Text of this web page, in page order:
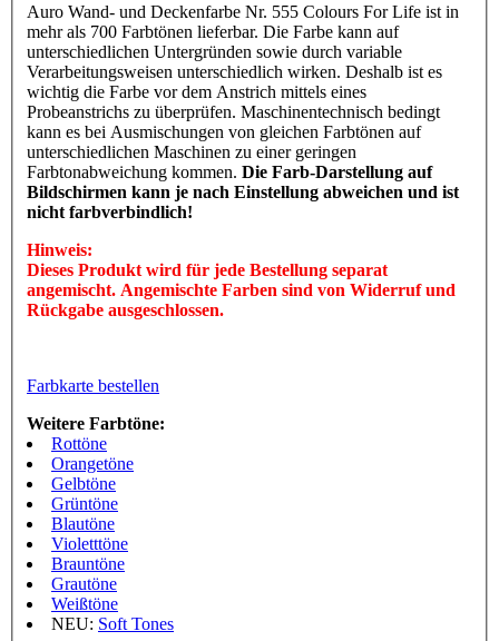
Auro Wand- und Deckenfarbe Nr. 555 Colours For Life ist in
mehr als 700 Farbtönen lieferbar. Die Farbe kann auf
unterschiedlichen Untergründen sowie durch variable
Verarbeitungsweisen unterschiedlich wirken. Deshalb ist es
wichtig die Farbe vor dem Anstrich mittels eines
Probeanstrichs zu überprüfen. Maschinentechnisch bedingt
kann es bei Ausmischungen von gleichen Farbtönen auf
unterschiedlichen Maschinen zu einer geringen
Farbtonabweichung kommen. Die Farb-Darstellung auf
Bildschirmen kann je nach Einstellung abweichen und ist
nicht farbverbindlich!
Hinweis:
Dieses Produkt wird für jede Bestellung separat
angemischt. Angemischte Farben sind von Widerruf und
Rückgabe ausgeschlossen.
Farbkarte bestellen
Weitere Farbtöne:
Rottöne
Orangetöne
Gelbtöne
Grüntöne
Blautöne
Violetttöne
Brauntöne
Grautöne
Weißtöne
NEU: Soft Tones